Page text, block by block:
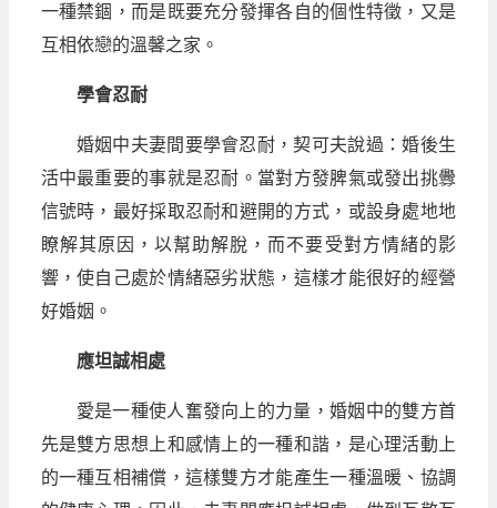
一種禁錮，而是既要充分發揮各自的個性特徵，又是
互相依戀的溫馨之家。
學會忍耐
婚姻中夫妻間要學會忍耐，契可夫說過：婚後生
活中最重要的事就是忍耐。當對方發脾氣或發出挑釁
信號時，最好採取忍耐和避開的方式，或設身處地地
瞭解其原因，以幫助解脫，而不要受對方情緒的影
響，使自己處於情緒惡劣狀態，這樣才能很好的經營
好婚姻。
應坦誠相處
愛是一種使人奮發向上的力量，婚姻中的雙方首
先是雙方思想上和感情上的一種和諧，是心理活動上
的一種互相補償，這樣雙方才能產生一種溫暖、協調